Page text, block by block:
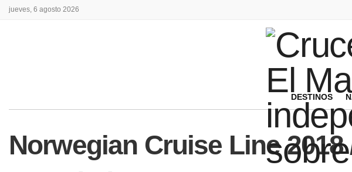
jueves, 6 agosto 2026
DESTINOS
Norwegian Cruise Line